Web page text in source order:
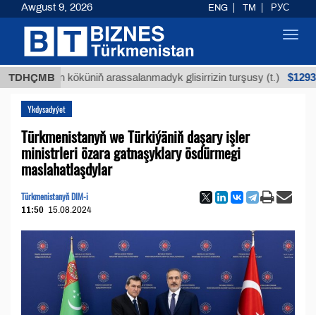
TDHÇMB
köküniň arassalanmadyk glisirrizin turşusy (t.) $12935,18
Ykdysadyýet
Türkmenistanyň we Türkiýäniň daşary işler
ministrleri özara gatnaşyklary ösdürmegi
maslahatlaşdylar
Türkmenistanyň DIM-i
11:50 15.08.2024
Awgust 9, 2026 ENG TM РУС